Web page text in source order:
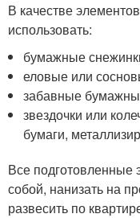
В качестве
использовать:
бумажные
еловые или
забавные
звездочки или
бумаги,
Все подготовленные
собой, нанизать на
развесить по